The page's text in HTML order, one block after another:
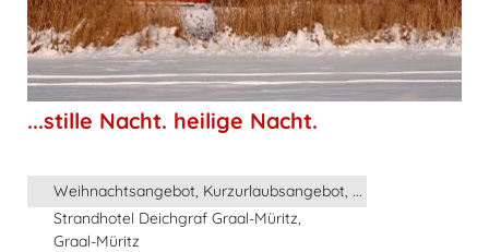
...stille Nacht. heilige Nacht.
Weihnachtsangebot, Kurzurlaubsangebot, ...
Strandhotel Deichgraf Graal-Müritz,
Graal-Müritz